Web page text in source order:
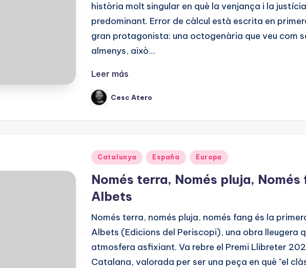
història molt singular en què la venjança i la
predominant. Error de càlcul està escrita en
gran protagonista: una octogenària que veu com
almenys, això…
Leer más
Publicado
por
Cesc Atero
Publicado
Catalunya España Europa
Només terra, Només pluja,
Albets
Només terra, només pluja, només fang és la
Albets (Edicions del Periscopi), una obra lleugera
atmosfera asfixiant. Va rebre el Premi Llibreter
Catalana, valorada per ser una peça en què "el